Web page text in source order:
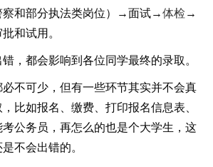
察和部分执法类岗位）→面试→体检 →
和试用。
，都会影响到各位同学最终的录取。
不可少，但有一些环节其实并不会真
比如报名、缴费、打印报名信息表、
公务员，再怎么的也是个大学生，这
不会出错的。